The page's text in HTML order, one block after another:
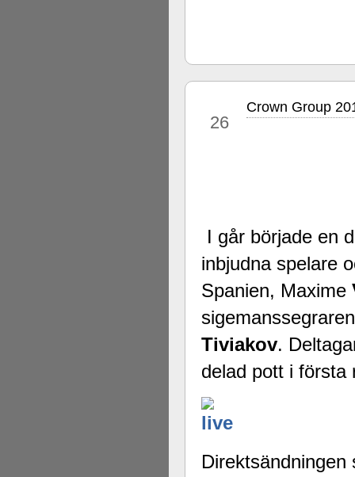
26
Crown Group
I går började en
inbjudna spelare
Spanien, Maxime
Tiviakov.
delad pott i första